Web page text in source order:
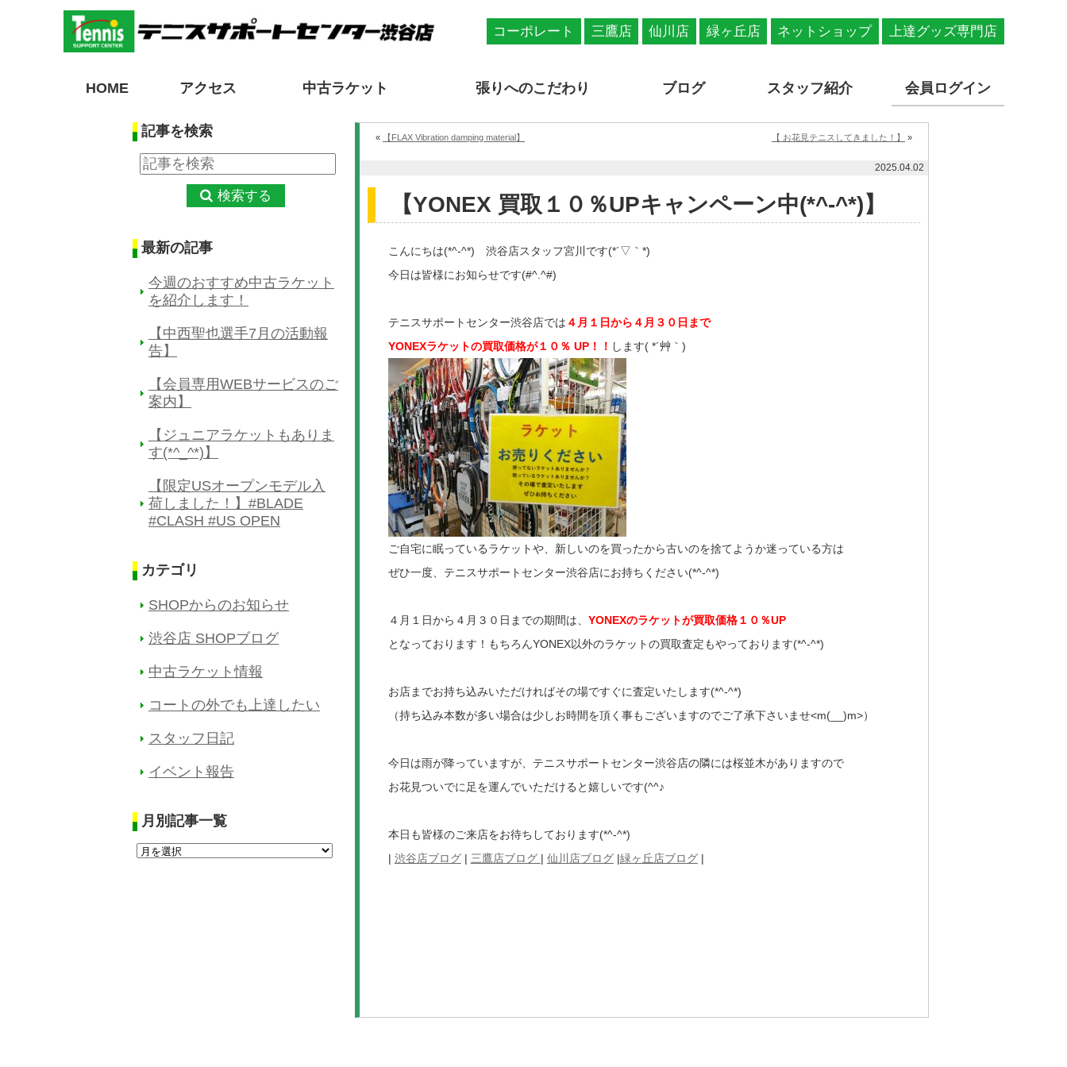
コーポレート 三鷹店 仙川店 緑ヶ丘店 ネットショップ 上達グッズ専門店
HOME アクセス 中古ラケット 張りへのこだわり ブログ スタッフ紹介 会員ログイン
記事を検索
検索する
最新の記事
今週のおすすめ中古ラケット
を紹介します！
【中西聖也選手7月の活動報
告】
【会員専用WEBサービスのご
案内】
【ジュニアラケットもありま
す(*^_^*)】
【限定USオープンモデル入
荷しました！】#BLADE
#CLASH #US OPEN
カテゴリ
SHOPからのお知らせ
渋谷店 SHOPブログ
中古ラケット情報
コートの外でも上達したい
スタッフ日記
イベント報告
月別記事一覧
« 【FLAX Vibration damping material】 【 お花見テニスしてきました！】 »
2025.04.02
【YONEX 買取１０％UPキャンペーン中(*^-^*)】
こんにちは(*^-^*) 渋谷店スタッフ宮川です(*´▽｀*)
今日は皆様にお知らせです(#^.^#)
テニスサポートセンター渋谷店では ４月１日から４月３０日まで
YONEXラケットの買取価格が１０％ UP！！ します( *´艸｀)
ご自宅に眠っているラケットや、新しいのを買ったから古いのを捨てようか迷っている方は
ぜひ一度、テニスサポートセンター渋谷店にお持ちください(*^-^*)
４月１日から４月３０日までの期間は、 YONEXのラケットが買取価格１０％UP
となっております！もちろんYONEX以外のラケットの買取査定もやっております(*^-^*)
お店までお持ち込みいただければその場ですぐに査定いたします(*^-^*)
（持ち込み本数が多い場合は少しお時間を頂く事もございますのでご了承下さいませ<m(__)m>）
今日は雨が降っていますが、テニスサポートセンター渋谷店の隣には桜並木がありますので
お花見ついでに足を運んでいただけると嬉しいです(^^♪
本日も皆様のご来店をお待ちしております(*^-^*)
| 渋谷店ブログ| 三鷹店ブログ | 仙川店ブログ|緑ヶ丘店ブログ|